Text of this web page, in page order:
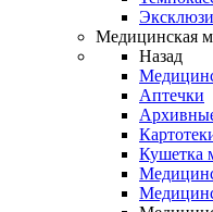
Медицинская
Назад
Аптечки
Кушетка